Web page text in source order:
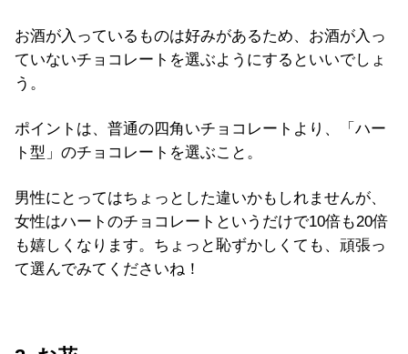
お酒が入っているものは好みがあるため、お酒が入っ
ていないチョコレートを選ぶようにするといいでしょ
う。
ポイントは、普通の四角いチョコレートより、「ハー
ト型」のチョコレートを選ぶこと。
男性にとってはちょっとした違いかもしれませんが、
女性はハートのチョコレートというだけで10倍も20倍
も嬉しくなります。ちょっと恥ずかしくても、頑張っ
て選んでみてくださいね！